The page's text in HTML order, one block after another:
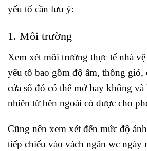
yếu tố cần lưu ý:
1. Môi trường
Xem xét môi trường thực tế nhà
yếu tố bao gồm độ ẩm, thông gió,
cửa sổ đó có thể mở hay không
nhiên từ bên ngoài có được cho
Cũng nên xem xét đến mức độ
tiếp chiếu vào vách ngăn wc ngày